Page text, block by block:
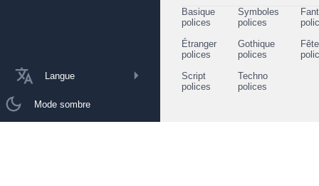
Langue
Mode sombre
Basique
polices
Symboles
polices
Étranger
polices
Gothique
polices
Script
polices
Techno
polices